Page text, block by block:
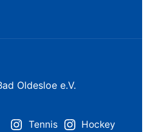
Oldesloe e.V.
Tennis Hockey